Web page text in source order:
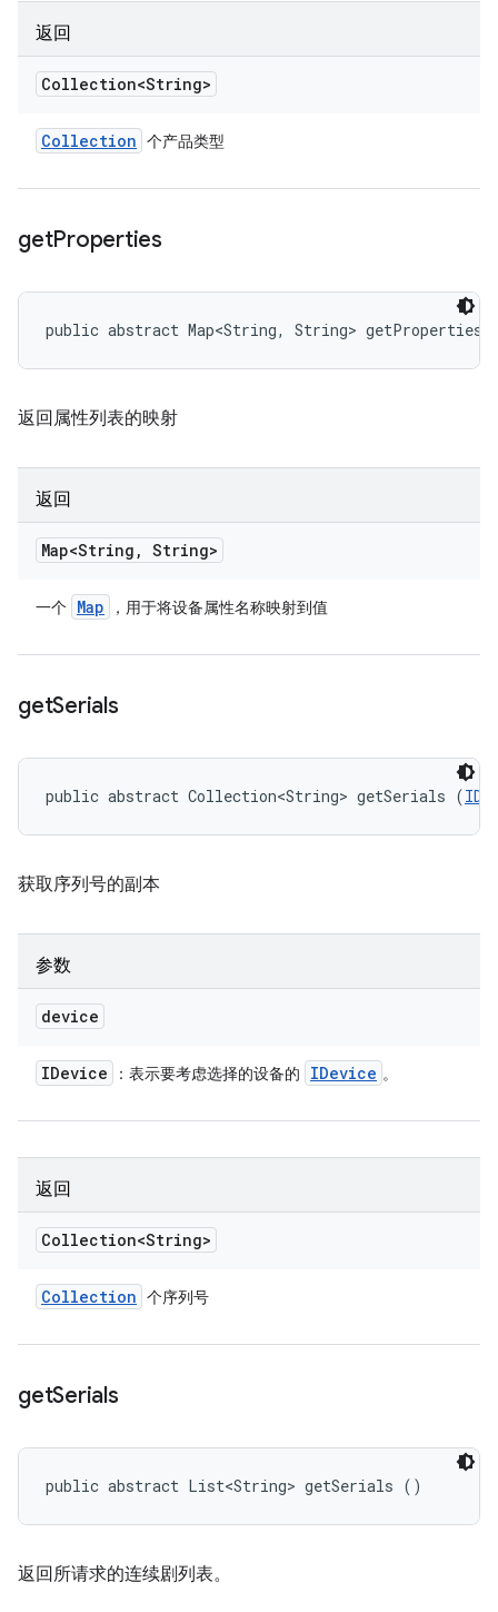
返回
Collection<String>
Collection 个产品类型
getProperties
public abstract Map<String, String> getProperties
返回属性列表的映射
返回
Map<String , String>
一个 Map ，用于将设备属性名称映射到值
getSerials
public abstract Collection<String> getSerials (
获取序列号的副本
参数
device
IDevice ：表示要考虑选择的设备的 IDevice 。
返回
Collection<String>
Collection 个序列号
getSerials
public abstract List<String> getSerials ()
返回所请求的连续剧列表。